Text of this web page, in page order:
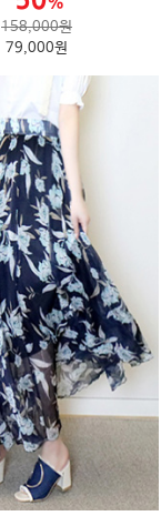
158,000원
79,000원